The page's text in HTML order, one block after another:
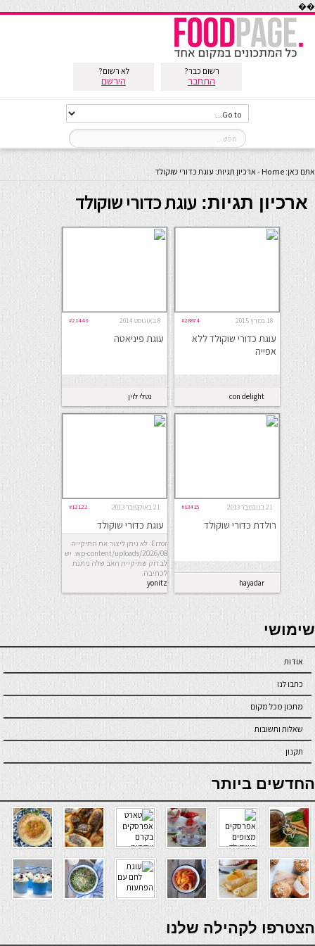
��
רשום כבר?
התחבר
לא רשום?
הירשם
אתם כאן: Home
- ארכיון תגיות: עוגת כדורי שוקולד
ארכיון תגיות: עוגת כדורי שוקולד
18 במרץ 2015 #28874
עוגת כדורי שוקולד ללא
אפייה
con delight
8 באוגוסט 2014 #21443
עוגת פיניאטה
נטלי לוין
21 בנובמבר 2013 #13415
רולדת כדורי שוקולד
hayadar
21 באוקטובר 2013 #12122
עוגת כדורי שוקולד
Error: לא ניתן ליצור את התיקייה
wp-content/uploads/2026/08. יש
לבדוק שתיקיית האב שלה ניתנת
לכתיבה.
yonitz
seriöse online casinos österreich
שימושי
אודות
כתבו לנו
מתכון מכל מקום
שאלות ותשובות
תקנון
online casino
החדשים ביותר
verde casino
הצטרפו לקהילה שלנו